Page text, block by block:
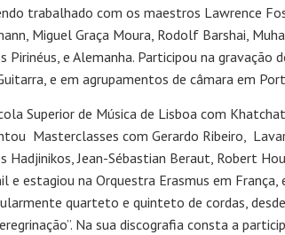
trabalhado com os maestros Lawrence
Miguel Graça Moura, Rodolf Barshai,
Pirinéus, e Alemanha. Participou na
e em agrupamentos de câmara em
Superior de Música de Lisboa com
Masterclasses com Gerardo Ribeiro,
Hadjinikos, Jean-Sébastian Beraut, Robert
estagiou na Orquestra Erasmus em França,
quarteto e quinteto de cordas,
Na sua discografia consta a